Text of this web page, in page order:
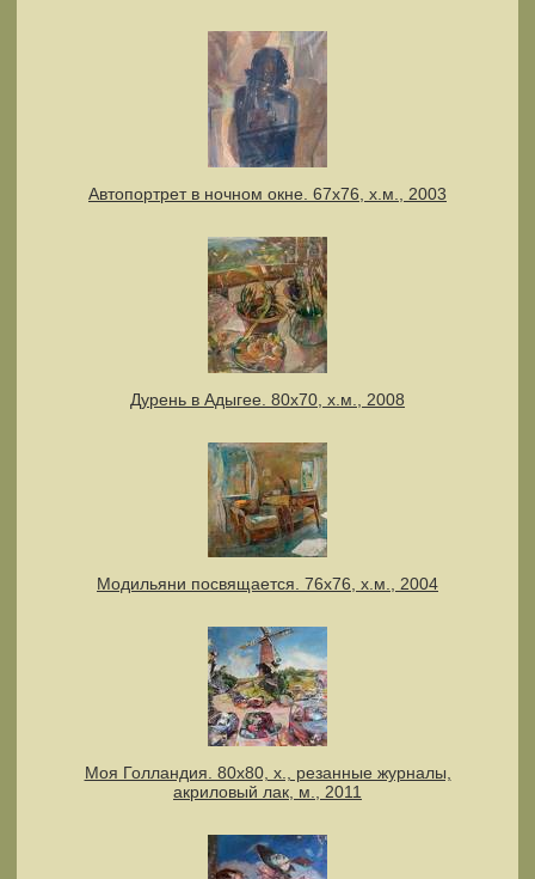
Автопортрет в ночном окне. 67х76, х.м., 2003
Дурень в Адыгее. 80х70, х.м., 2008
Модильяни посвящается. 76х76, х.м., 2004
Моя Голландия. 80х80, х., резанные журналы,
акриловый лак, м., 2011